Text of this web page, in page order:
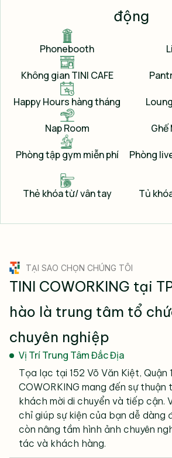
Cho thuê địa điểm tổ
ngoài trời tại TINI
Ưu điểm vượt trội của
Cho thuê địa điểm sự kiện ngoài
không gian kín, góp phần nâng cao
tạo và tương tác giữa các thành
Cho thuê địa điểm sự kiện ngoài
nhiều loại hình sự kiện như team
workshop đào tạo sáng tạo, tiệc
sang trọng, lễ khai trương trang
kiện văn hóa, lễ hội truyền thống
động
Phonebooth
Không gian TINI CAFE
Happy Hours hàng tháng
Nap Room Ghế
Phòng tập gym miễn phí
Phòng
Thẻ khóa từ/ vân tay Tủ
TẠI SAO CHỌN CHÚNG TÔI
TINI COWORKING tại
hào là trung tâm tổ
chuyên nghiệp
Vị Trí Trung Tâm Đắc Địa
Tọa lạc tại 152 Võ Văn Kiệt, Quận
COWORKING mang đến sự
khách mời di chuyển và tiếp cận.
chỉ giúp sự kiện của bạn dễ dàng
còn nâng tầm hình ảnh chuyên
tác và khách hàng.